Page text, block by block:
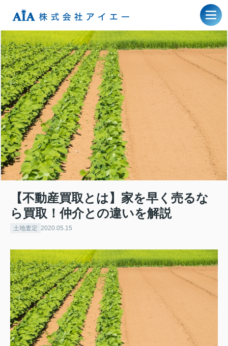
【不動産買取とは】家を早く売るな
ら買取！仲介との違いを解説
土地査定 2020.05.15